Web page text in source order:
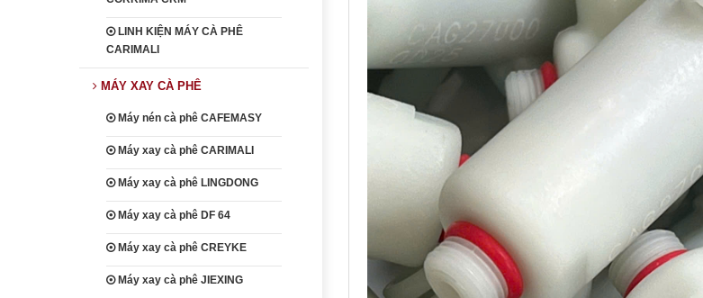
LINH KIỆN MÁY CÀ PHÊ
CARIMALI
MÁY XAY CÀ PHÊ
Máy nén cà phê CAFEMASY
Máy xay cà phê CARIMALI
Máy xay cà phê LINGDONG
Máy xay cà phê DF 64
Máy xay cà phê CREYKE
Máy xay cà phê JIEXING